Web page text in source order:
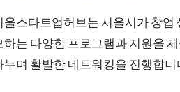
울스타트업허브는 서울시가 창업
하는 다양한 프로그램과 지원을
누며 활발한 네트워킹을 진행합니